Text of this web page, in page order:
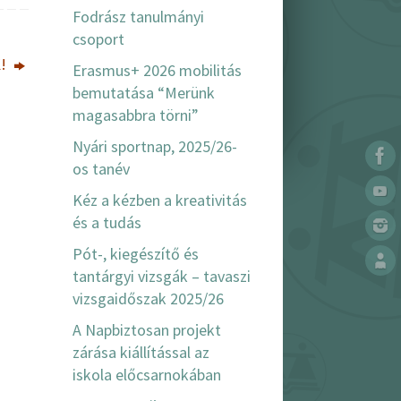
Fodrász tanulmányi
csoport
Erasmus+ 2026 mobilitás
bemutatása “Merünk
magasabbra törni”
Nyári sportnap, 2025/26-
os tanév
Kéz a kézben a kreativitás
és a tudás
Pót-, kiegészítő és
tantárgyi vizsgák – tavaszi
vizsgaidőszak 2025/26
A Napbiztosan projekt
zárása kiállítással az
iskola előcsarnokában